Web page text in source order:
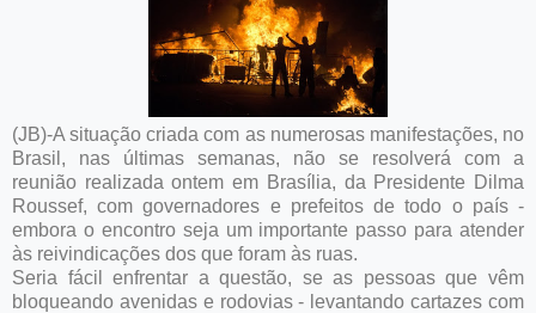
(JB)-A situação criada com as numerosas manifestações, no
Brasil, nas últimas semanas, não se resolverá com a
reunião realizada ontem em Brasília, da Presidente Dilma
Roussef, com governadores e prefeitos de todo o país -
embora o encontro seja um importante passo para atender
às reivindicações dos que foram às ruas.
Seria fácil enfrentar a questão, se as pessoas que vêm
bloqueando avenidas e rodovias - levantando cartazes com